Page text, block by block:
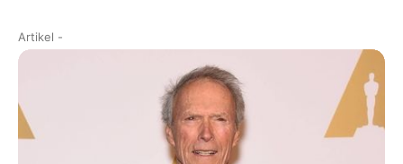
Artikel -